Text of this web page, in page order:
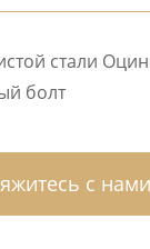
стали
болт
с нами